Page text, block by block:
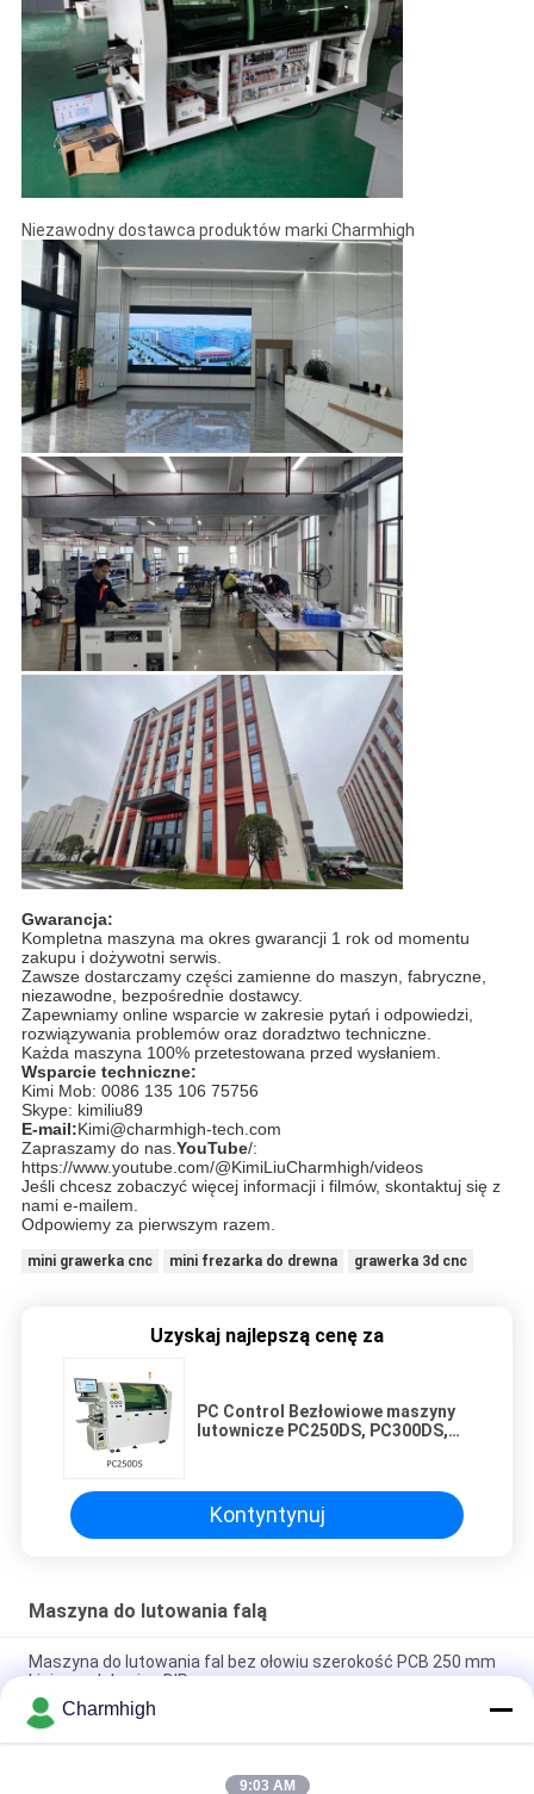
Niezawodny dostawca produktów marki Charmhigh
Gwarancja:
Kompletna maszyna ma okres gwarancji 1 rok od momentu
zakupu i dożywotni serwis.
Zawsze dostarczamy części zamienne do maszyn, fabryczne,
niezawodne, bezpośrednie dostawcy.
Zapewniamy online wsparcie w zakresie pytań i odpowiedzi,
rozwiązywania problemów oraz doradztwo techniczne.
Każda maszyna 100% przetestowana przed wysłaniem.
Wsparcie techniczne:
Kimi Mob: 0086 135 106 75756
Skype: kimiliu89
E-mail:Kimi@charmhigh-tech.com
Zapraszamy do nas. YouTube/:
https://www.youtube.com/@KimiLiuCharmhigh/videos
Jeśli chcesz zobaczyć więcej informacji i filmów, skontaktuj się z
nami e-mailem.
Odpowiemy za pierwszym razem.
mini grawerka cnc mini frezarka do drewna grawerka 3d cnc
Uzyskaj najlepszą cenę za
PC Control Bezłowiowe maszyny
lutownicze PC250DS, PC300DS,
Kontyntynuj
Maszyna do lutowania falą
Maszyna do lutowania fal bez ołowiu szerokość PCB 250 mm
Linia produkcyjna DIP
PC Control Bezłowiowe maszyny lutownicze PC250DS,
PC300DS, PC350DS dla linii produkcyjnej PCB DIP
Charmhigh
9:03 AM